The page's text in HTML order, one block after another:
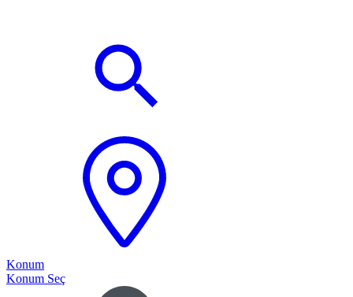
Konum
Konum Seç